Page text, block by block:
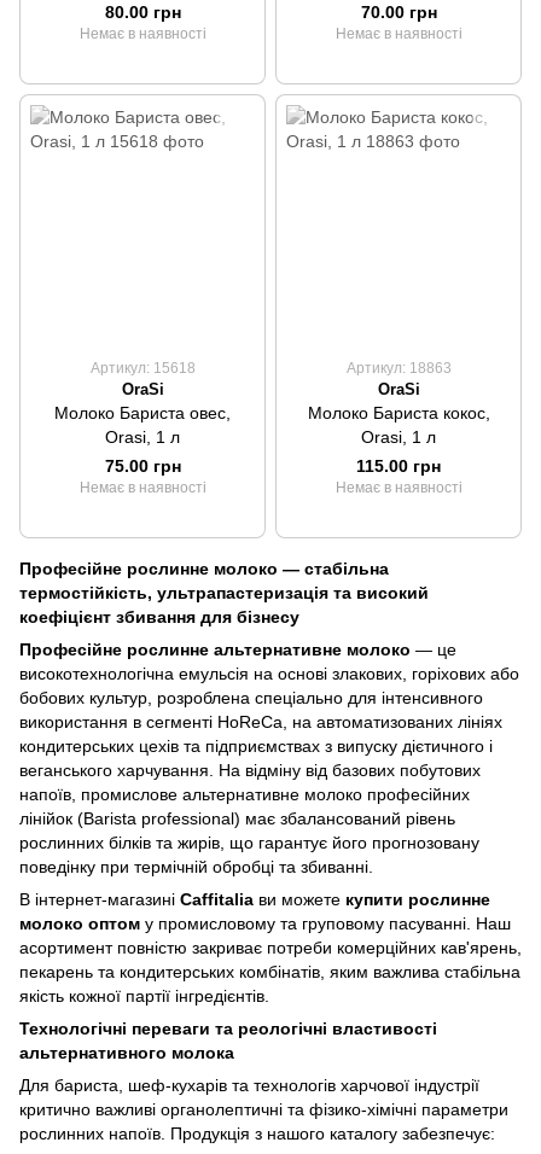
80.00 грн
Немає в наявності
70.00 грн
Немає в наявності
Артикул: 15618
OraSi
Молоко Бариста овес,
Orasi, 1 л
75.00 грн
Немає в наявності
Артикул: 18863
OraSi
Молоко Бариста кокос,
Orasi, 1 л
115.00 грн
Немає в наявності
Професійне рослинне молоко — стабільна
термостійкість, ультрапастеризація та високий
коефіцієнт збивання для бізнесу
Професійне рослинне альтернативне молоко — це
високотехнологічна емульсія на основі злакових, горіхових або
бобових культур, розроблена спеціально для інтенсивного
використання в сегменті HoReCa, на автоматизованих лініях
кондитерських цехів та підприємствах з випуску дієтичного і
веганського харчування. На відміну від базових побутових
напоїв, промислове альтернативне молоко професійних
лінійок (Barista professional) має збалансований рівень
рослинних білків та жирів, що гарантує його прогнозовану
поведінку при термічній обробці та збиванні.
В інтернет-магазині Caffitalia ви можете купити рослинне
молоко оптом у промисловому та груповому пасуванні. Наш
асортимент повністю закриває потреби комерційних кав'ярень,
пекарень та кондитерських комбінатів, яким важлива стабільна
якість кожної партії інгредієнтів.
Технологічні переваги та реологічні властивості
альтернативного молока
Для бариста, шеф-кухарів та технологів харчової індустрії
критично важливі органолептичні та фізико-хімічні параметри
рослинних напоїв. Продукція з нашого каталогу забезпечує: